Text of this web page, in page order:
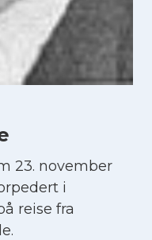
23. november
i
reise fra